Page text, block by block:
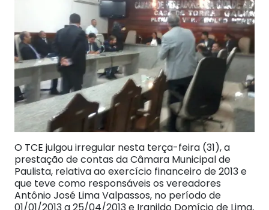
O TCE julgou irregular nesta terça-feira (31), a
prestação de contas da Câmara Municipal de
Paulista, relativa ao exercício financeiro de 2013 e
que teve como responsáveis os vereadores
Antônio José Lima Valpassos, no período de